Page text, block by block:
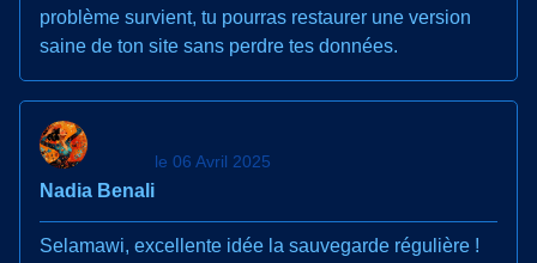
problème survient, tu pourras restaurer une version
saine de ton site sans perdre tes données.
Nadia Benali
le 06 Avril 2025
Selamawi, excellente idée la sauvegarde régulière !